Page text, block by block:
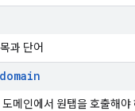
과 단어
domain
메인에서 원탭을 호출해야